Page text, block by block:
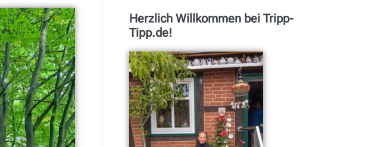
Herzlich Willkommen bei Tripp-
Tipp.de!